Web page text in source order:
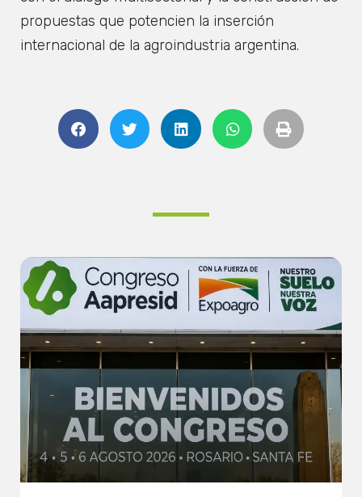
propuestas que potencien la inserción
internacional de la agroindustria argentina.